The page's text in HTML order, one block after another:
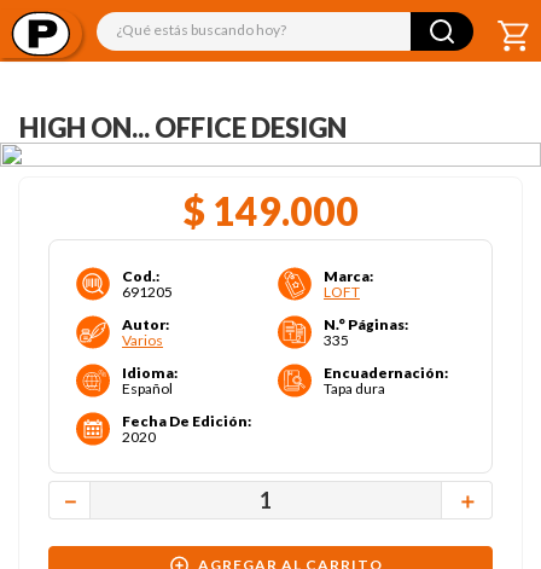
¿Qué estás buscando hoy?
HIGH ON... OFFICE DESIGN
$ 149.000
Cod.:
691205
Marca:
LOFT
Autor:
Varios
N.° Páginas:
335
Idioma:
Español
Encuadernación:
Tapa dura
Fecha De Edición:
2020
＋
－
AGREGAR AL CARRITO